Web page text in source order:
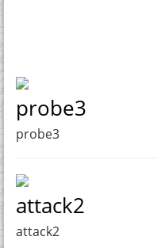
probe3
probe3
attack2
attack2